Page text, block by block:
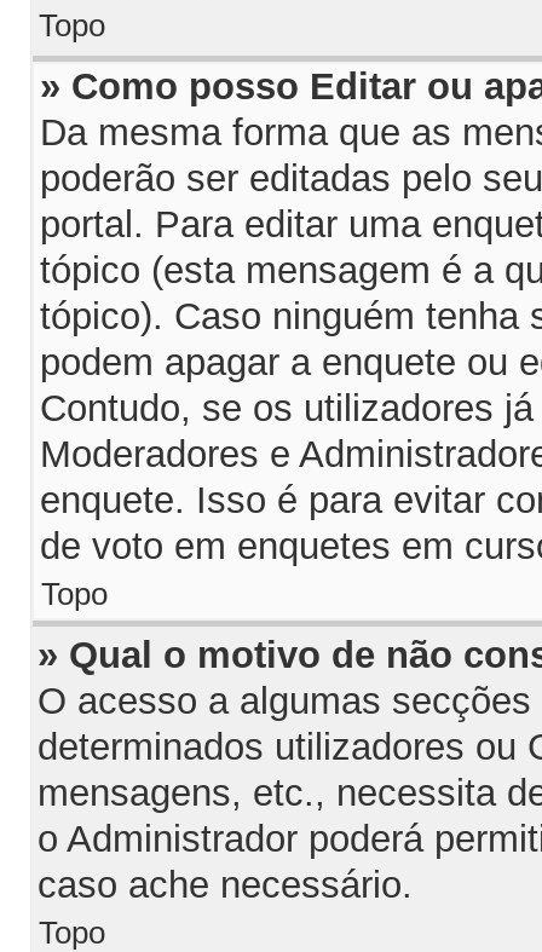
Topo
» Como posso Editar ou
Da mesma forma que as
poderão ser editadas pelo
portal. Para editar uma
tópico (esta mensagem é a
tópico). Caso ninguém tenha
podem apagar a enquete ou
Contudo, se os utilizadores
Moderadores e
enquete. Isso é para evitar
de voto em enquetes em
Topo
» Qual o motivo de não
O acesso a algumas
determinados utilizadores ou
mensagens, etc., necessita
o Administrador poderá
caso ache necessário.
Topo